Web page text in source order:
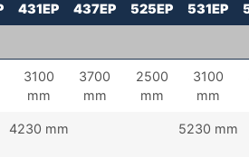
431EP
437EP
525EP
531EP
3100
mm
3700
mm
2500
mm
3100
mm
4230 mm 5230 mm